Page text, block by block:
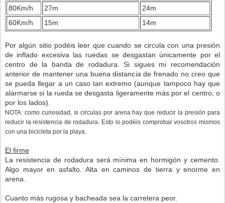
80Km/h
27m
24m
60Km/h
15m 14m
Por algún sitio podéis leer que cuando se circula con una presión
de inflado excesiva las ruedas se desgastan únicamente por el
centro de la banda de rodadura. Si sigues mi recomendación
anterior de mantener una buena distancia de frenado no creo que
se pueda llegar a un caso tan extremo (aunque tampoco hay que
alarmarse si la rueda se desgasta ligeramente más por el centro, o
por los lados).
NOTA: como curiosidad, si circulas por arena hay que reducir la presión para
reducir la resistencia de rodadura. Esto lo podéis comprobar vosotros mismos
con una bicicleta por la playa.
El firme
La resistencia de rodadura será mínima en hormigón y cemento.
Algo mayor en asfalto. Alta en caminos de tierra y enorme en
arena.
Cuanto más rugosa y bacheada sea la carretera peor.